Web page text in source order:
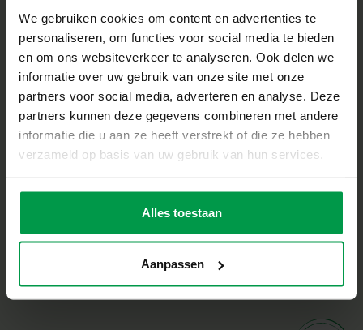
We gebruiken cookies om content en advertenties te
personaliseren, om functies voor social media te bieden
en om ons websiteverkeer te analyseren. Ook delen we
informatie over uw gebruik van onze site met onze
partners voor social media, adverteren en analyse. Deze
partners kunnen deze gegevens combineren met andere
informatie die u aan ze heeft verstrekt of die ze hebben
verzameld op basis van uw gebruik van hun services.
Alles toestaan
Aanpassen
Poissons à
couleurs
changeantes
pour le bain
Âge
minimum
10M+
contes de fées